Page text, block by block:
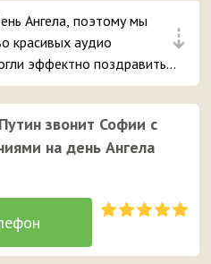
⇣
Ангела, поэтому мы
красивых аудио
эффектно поздравить
с именем Софья. Просто
поздравление с
3 клика на мобильный
звонит Софии с
на день Ангела